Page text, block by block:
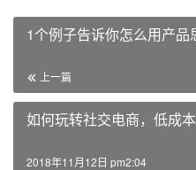
1个例子告诉你怎么用产品
上一篇
如何玩转社交电商，低成本
2018年11月12日 pm2:04